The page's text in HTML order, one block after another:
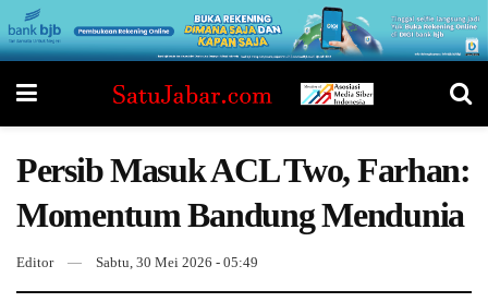
Persib Masuk ACL Two, Farhan:
Momentum Bandung Mendunia
Editor Sabtu, 30 Mei 2026 - 05:49